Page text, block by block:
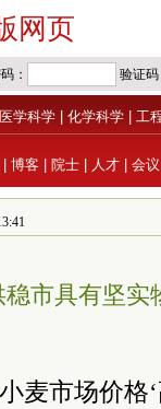
网页
医学科学 化学科学 工
博客 院士 人才 会议
稳市具有坚实
麦市场价格